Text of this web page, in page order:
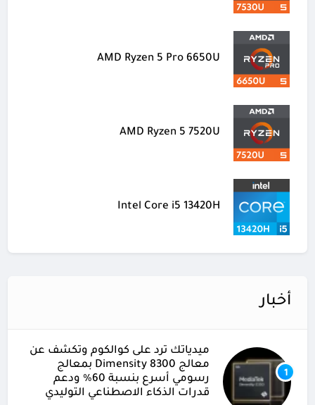
AMD Ryzen 5 Pro 6650U
AMD Ryzen 5 7520U
Intel Core i5 13420H
أخبار
1
ميدياتك ترد على كوالكوم وتكشف عن
معالج Dimensity 8300 بمعالج
رسومي أسرع بنسبة 60% ودعم
قدرات الذكاء الاصطناعي التوليدي